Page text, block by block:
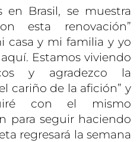
en Brasil, se muestra
esta renovación”
casa y mi familia y yo
Estamos viviendo
y agradezco la
cariño de la afición” y
con el mismo
para seguir haciendo
regresará la semana